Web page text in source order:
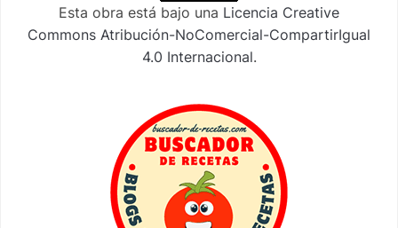
Esta obra está bajo una Licencia Creative
Commons Atribución-NoComercial-CompartirIgual
4.0 Internacional.